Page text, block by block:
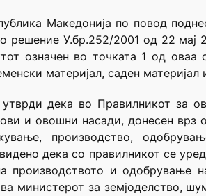
Македонија по повод
решение У.бр.252/2001 од 22 мај
означен во точката 1 од
материјал, саден
дека во Правилникот за
и овошни насади, донесен врз
производство,
дека со правилникот се
производството и одобрување
министерот за земјоделство,